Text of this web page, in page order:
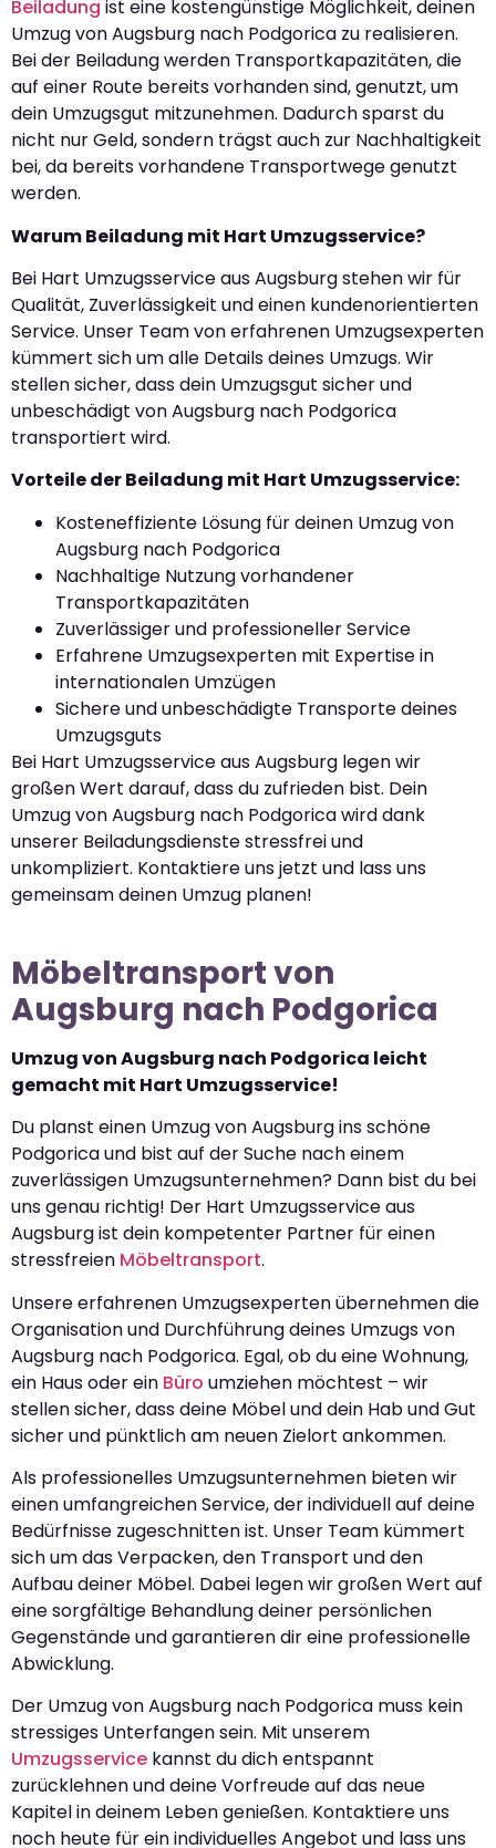
Beiladung ist eine kostengünstige Möglichkeit, deinen
Umzug von Augsburg nach Podgorica zu realisieren.
Bei der Beiladung werden Transportkapazitäten, die
auf einer Route bereits vorhanden sind, genutzt, um
dein Umzugsgut mitzunehmen. Dadurch sparst du
nicht nur Geld, sondern trägst auch zur Nachhaltigkeit
bei, da bereits vorhandene Transportwege genutzt
werden.
Warum Beiladung mit Hart Umzugsservice?
Bei Hart Umzugsservice aus Augsburg stehen wir für
Qualität, Zuverlässigkeit und einen kundenorientierten
Service. Unser Team von erfahrenen Umzugsexperten
kümmert sich um alle Details deines Umzugs. Wir
stellen sicher, dass dein Umzugsgut sicher und
unbeschädigt von Augsburg nach Podgorica
transportiert wird.
Vorteile der Beiladung mit Hart Umzugsservice:
Kosteneffiziente Lösung für deinen Umzug von
Augsburg nach Podgorica
Nachhaltige Nutzung vorhandener
Transportkapazitäten
Zuverlässiger und professioneller Service
Erfahrene Umzugsexperten mit Expertise in
internationalen Umzügen
Sichere und unbeschädigte Transporte deines
Umzugsguts
Bei Hart Umzugsservice aus Augsburg legen wir
großen Wert darauf, dass du zufrieden bist. Dein
Umzug von Augsburg nach Podgorica wird dank
unserer Beiladungsdienste stressfrei und
unkompliziert. Kontaktiere uns jetzt und lass uns
gemeinsam deinen Umzug planen!
Möbeltransport von
Augsburg nach Podgorica
Umzug von Augsburg nach Podgorica leicht
gemacht mit Hart Umzugsservice!
Du planst einen Umzug von Augsburg ins schöne
Podgorica und bist auf der Suche nach einem
zuverlässigen Umzugsunternehmen? Dann bist du bei
uns genau richtig! Der Hart Umzugsservice aus
Augsburg ist dein kompetenter Partner für einen
stressfreien Möbeltransport.
Unsere erfahrenen Umzugsexperten übernehmen die
Organisation und Durchführung deines Umzugs von
Augsburg nach Podgorica. Egal, ob du eine Wohnung,
ein Haus oder ein Büro umziehen möchtest – wir
stellen sicher, dass deine Möbel und dein Hab und Gut
sicher und pünktlich am neuen Zielort ankommen.
Als professionelles Umzugsunternehmen bieten wir
einen umfangreichen Service, der individuell auf deine
Bedürfnisse zugeschnitten ist. Unser Team kümmert
sich um das Verpacken, den Transport und den
Aufbau deiner Möbel. Dabei legen wir großen Wert auf
eine sorgfältige Behandlung deiner persönlichen
Gegenstände und garantieren dir eine professionelle
Abwicklung.
Der Umzug von Augsburg nach Podgorica muss kein
stressiges Unterfangen sein. Mit unserem
Umzugsservice kannst du dich entspannt
zurücklehnen und deine Vorfreude auf das neue
Kapitel in deinem Leben genießen. Kontaktiere uns
noch heute für ein individuelles Angebot und lass uns